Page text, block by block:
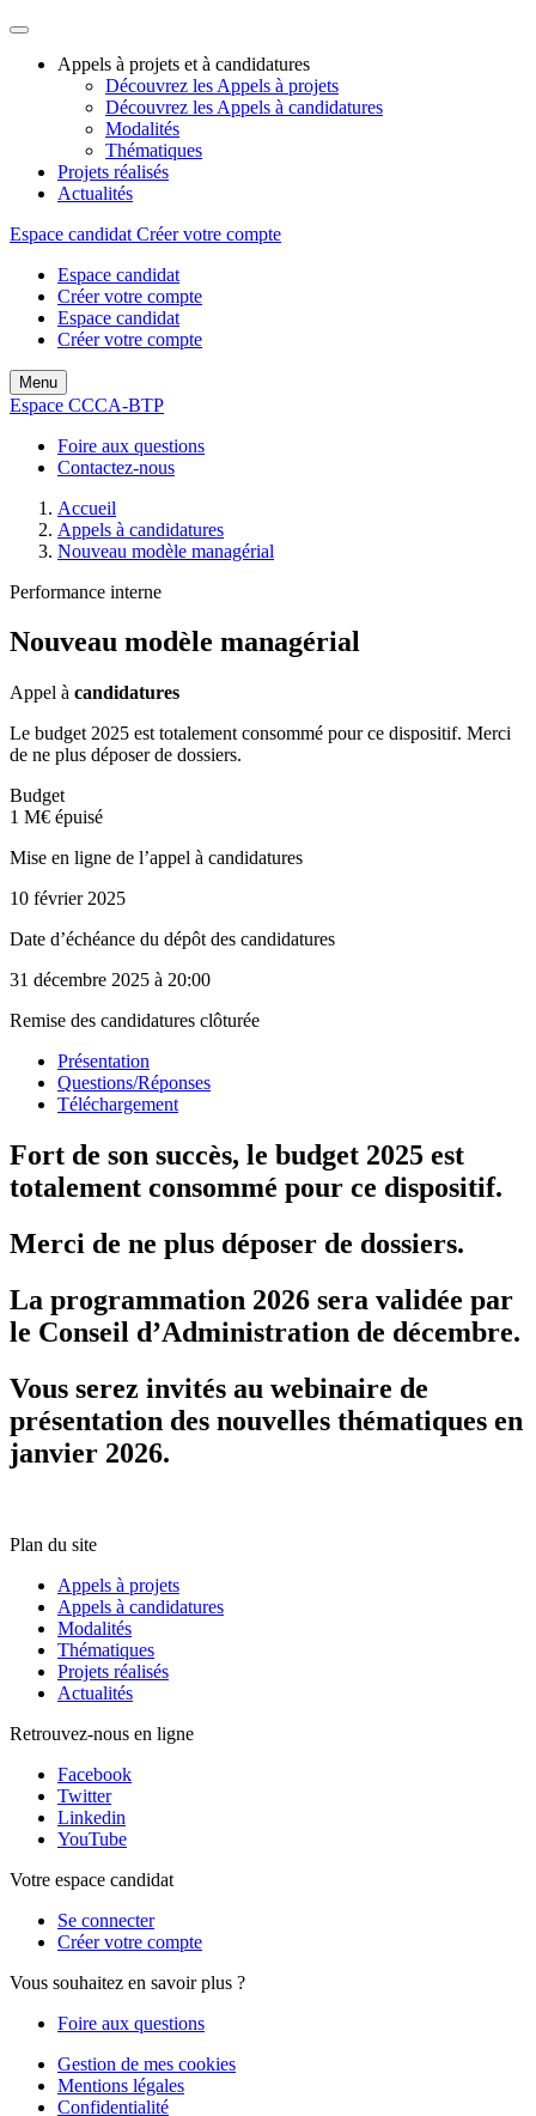
Appels à projets et à candidatures
Découvrez les Appels à projets
Découvrez les Appels à candidatures
Modalités
Thématiques
Projets réalisés
Actualités
Espace candidat Créer votre compte
Espace candidat
Créer votre compte
Espace candidat
Créer votre compte
Menu
Espace CCCA-BTP
Foire aux questions
Contactez-nous
Accueil
Appels à candidatures
Nouveau modèle managérial
Performance interne
Nouveau modèle managérial
Appel à candidatures
Le budget 2025 est totalement consommé pour ce dispositif. Merci
de ne plus déposer de dossiers.
Budget
1 M€ épuisé
Mise en ligne de l’appel à candidatures
10 février 2025
Date d’échéance du dépôt des candidatures
31 décembre 2025 à 20:00
Remise des candidatures clôturée
Présentation
Questions/Réponses
Téléchargement
Fort de son succès, le budget 2025 est
totalement consommé pour ce dispositif.
Merci de ne plus déposer de dossiers.
La programmation 2026 sera validée par
le Conseil d’Administration de décembre.
Vous serez invités au webinaire de
présentation des nouvelles thématiques en
janvier 2026.
Plan du site
Appels à projets
Appels à candidatures
Modalités
Thématiques
Projets réalisés
Actualités
Retrouvez-nous en ligne
Facebook
Twitter
Linkedin
YouTube
Votre espace candidat
Se connecter
Créer votre compte
Vous souhaitez en savoir plus ?
Foire aux questions
Gestion de mes cookies
Mentions légales
Confidentialité